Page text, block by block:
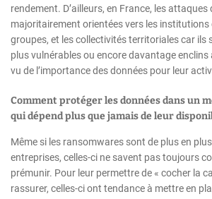
rendement. D’ailleurs, en France, les attaques
majoritairement orientées vers les institutions
groupes, et les collectivités territoriales car ils
plus vulnérables ou encore davantage enclins
vu de l’importance des données pour leur
Comment protéger les données dans un
qui dépend plus que jamais de leur
Même si les ransomwares sont de plus en
entreprises, celles-ci ne savent pas toujours
prémunir. Pour leur permettre de « cocher la
rassurer, celles-ci ont tendance à mettre en